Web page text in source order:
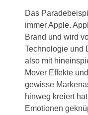
Das
immer Apple.
Brand und wird
Technologie und
also mit
Mover Effekte
gewisse
hinweg kreiert
Emotionen